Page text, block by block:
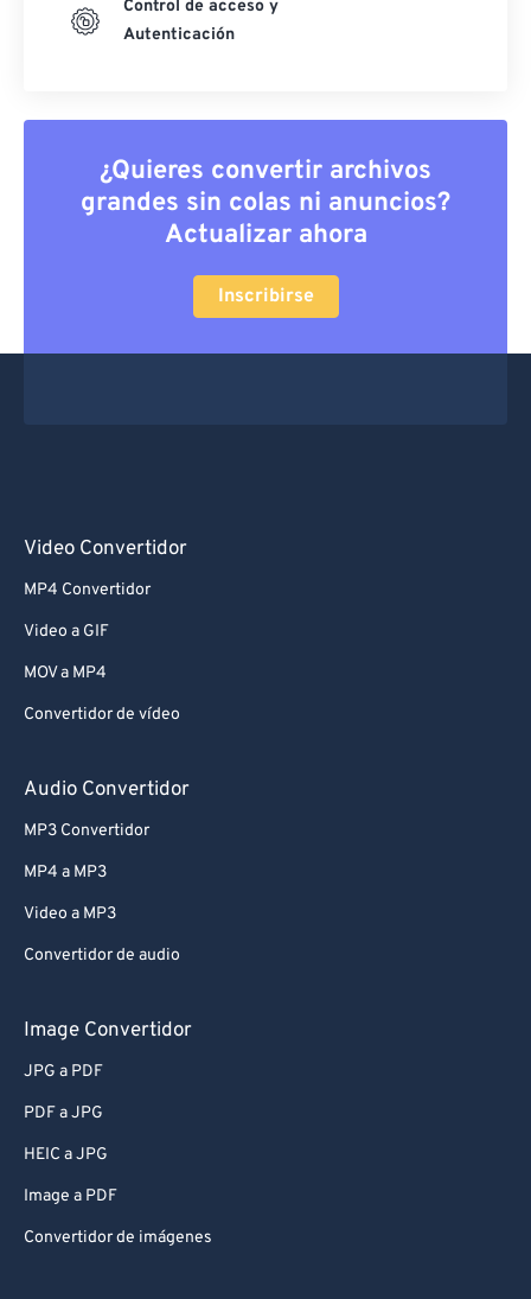
Control de acceso y
Autenticación
¿Quieres convertir archivos
grandes sin colas ni anuncios?
Actualizar ahora
Inscribirse
Video Convertidor
MP4 Convertidor
Video a GIF
MOV a MP4
Convertidor de vídeo
Audio Convertidor
MP3 Convertidor
MP4 a MP3
Video a MP3
Convertidor de audio
Image Convertidor
JPG a PDF
PDF a JPG
HEIC a JPG
Image a PDF
Convertidor de imágenes